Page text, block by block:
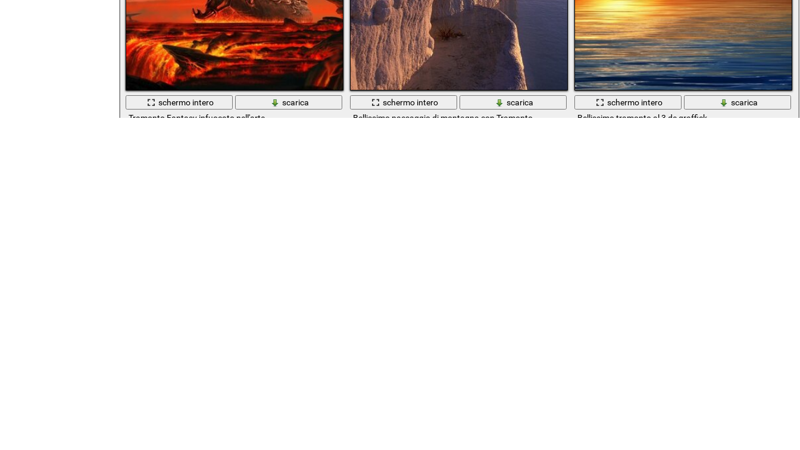
schermo intero
scarica
Tramonto Fantasy infuocato nell'arte
schermo intero
scarica
Bellissimo paesaggio di montagna con Tramonto
schermo intero
scarica
Bellissimo tramonto al 3 de graffick